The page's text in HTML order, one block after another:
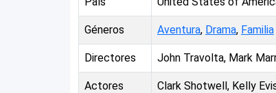
Géneros Aventura, Drama, Familia
Directores John Travolta, Mark
Actores
Clark Shotwell, Kelly